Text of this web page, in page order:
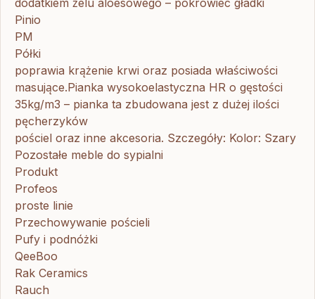
dodatkiem żelu aloesowego – pokrowiec gładki
Pinio
PM
Półki
poprawia krążenie krwi oraz posiada właściwości
masujące.Pianka wysokoelastyczna HR o gęstości
35kg/m3 – pianka ta zbudowana jest z dużej ilości
pęcherzyków
pościel oraz inne akcesoria. Szczegóły: Kolor: Szary
Pozostałe meble do sypialni
Produkt
Profeos
proste linie
Przechowywanie pościeli
Pufy i podnóżki
QeeBoo
Rak Ceramics
Rauch